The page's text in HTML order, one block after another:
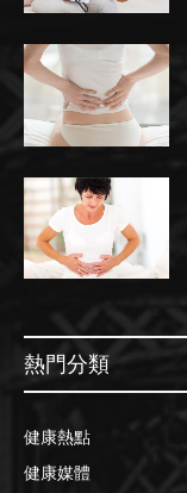
熱門分類
健康熱點
健康媒體